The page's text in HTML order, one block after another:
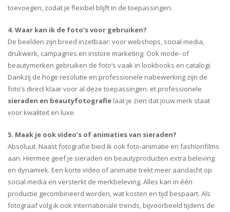
toevoegen, zodat je flexibel blijft in de toepassingen.
4. Waar kan ik de foto’s voor gebruiken?
De beelden zijn breed inzetbaar: voor webshops, social media,
drukwerk, campagnes en instore marketing. Ook mode- of
beautymerken gebruiken de foto’s vaak in lookbooks en catalogi.
Dankzij de hoge resolutie en professionele nabewerking zijn de
foto’s direct klaar voor al deze toepassingen. et professionele
sieraden en beautyfotografie laat je zien dat jouw merk staat
voor kwaliteit en luxe.
5. Maak je ook video’s of animaties van sieraden?
Absoluut. Naast fotografie bied ik ook foto-animatie en fashionfilms
aan. Hiermee geef je sieraden en beautyproducten extra beleving
en dynamiek. Een korte video of animatie trekt meer aandacht op
social media en versterkt de merkbeleving. Alles kan in één
productie gecombineerd worden, wat kosten en tijd bespaart. Als
fotograaf volg ik ook internationale trends, bijvoorbeeld tijdens de